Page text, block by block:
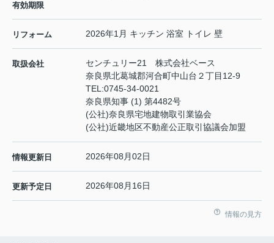
有効期限
リフォーム 2026年1月 キッチン 浴室 トイレ 壁
取扱会社
センチュリー21 株式会社ベース
奈良県北葛城郡河合町中山台２丁目12-9
TEL:0745-34-0021
奈良県知事 (1) 第4482号
(公社)奈良県宅地建物取引業協会
(公社)近畿地区不動産公正取引協議会加盟
情報更新日 2026年08月02日
更新予定日 2026年08月16日
情報の見方